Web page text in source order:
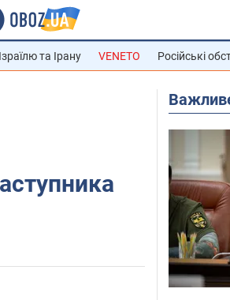
та Ірану VENETO Російські